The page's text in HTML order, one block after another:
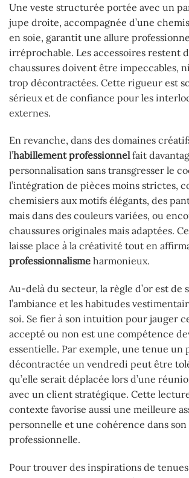
Une veste structurée portée avec un
jupe droite, accompagnée d’une
en soie, garantit une allure
irréprochable. Les accessoires restent
chaussures doivent être impeccables,
trop décontractées. Cette rigueur est
sérieux et de confiance pour les
externes.
En revanche, dans des domaines
l’habillement professionnelfait
personnalisation sans transgresser le
l’intégration de pièces moins strictes,
chemisiers aux motifs élégants, des
mais dans des couleurs variées, ou
chaussures originales mais adaptées.
laisse place à la créativité tout en
professionnalisme harmonieux.
Au-delà du secteur, la règle d’or est de
l’ambiance et les habitudes
soi. Se fier à son intuition pour jauger
accepté ou non est une compétence
essentielle. Par exemple, une tenue un
décontractée un vendredi peut être
qu’elle serait déplacée lors d’une
avec un client stratégique. Cette
contexte favorise aussi une meilleure
personnelle et une cohérence dans son
professionnelle.
Pour trouver des inspirations de